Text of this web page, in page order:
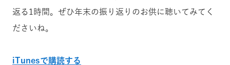
返る1時間。ぜひ年末の振り返りのお供に聴いてみてく
ださいね。
iTunesで購読する